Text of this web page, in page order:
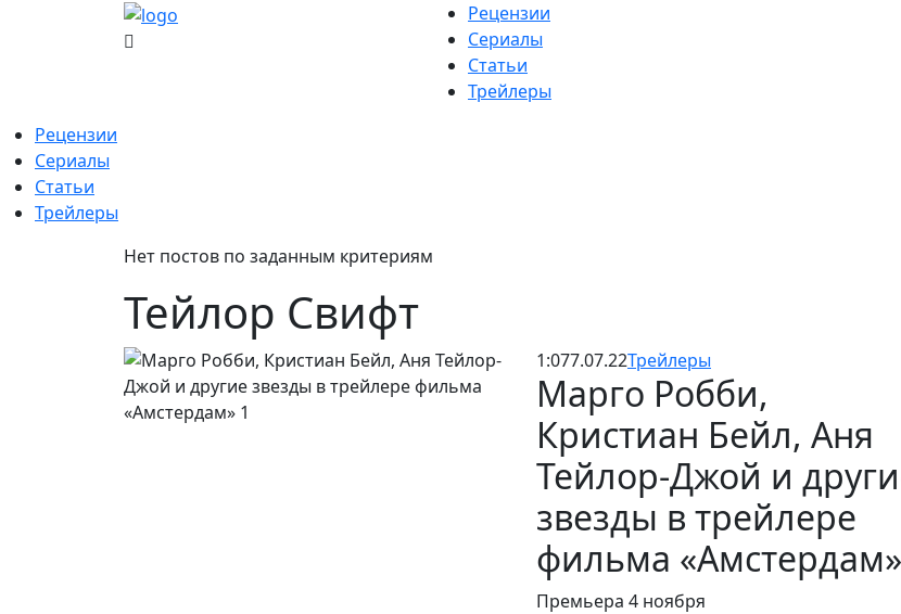
Рецензии
Сериалы
Статьи
Трейлеры
Рецензии
Сериалы
Статьи
Трейлеры
Нет постов по заданным критериям
Тейлор Свифт
1:077.07.22Трейлеры
Марго Робби,
Кристиан Бейл, Аня
Тейлор-Джой и
звезды в трейлере
фильма «Амстердам»
Премьера 4 ноября